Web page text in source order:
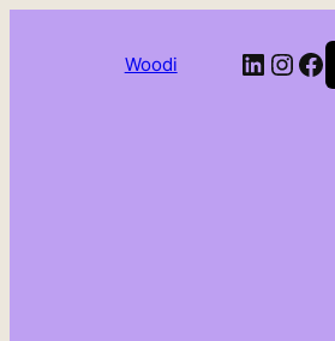
Woodi